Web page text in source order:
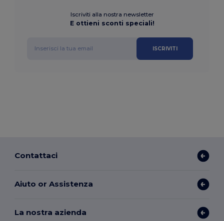
Iscriviti alla nostra newsletter
E ottieni sconti speciali!
ISCRIVITI
Contattaci
Aiuto or Assistenza
La nostra azienda